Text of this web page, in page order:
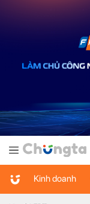
Kinh doanh